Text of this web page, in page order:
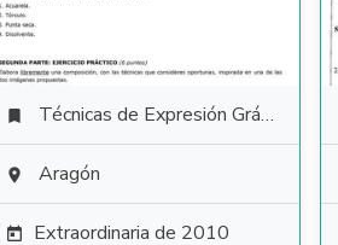
 Técnicas de Expresión Gráfico Plástica
 Aragón
 Extraordinaria de 2010